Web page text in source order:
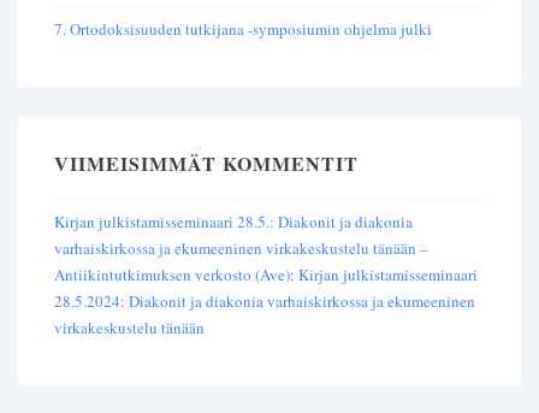
7. Ortodoksisuuden tutkijana -symposiumin ohjelma julki
VIIMEISIMMÄT KOMMENTIT
Kirjan julkistamisseminaari 28.5.: Diakonit ja diakonia
varhaiskirkossa ja ekumeeninen virkakeskustelu tänään –
Antiikintutkimuksen verkosto (Ave): Kirjan julkistamisseminaari
28.5.2024: Diakonit ja diakonia varhaiskirkossa ja ekumeeninen
virkakeskustelu tänään